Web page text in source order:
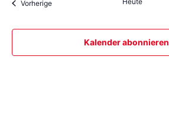
VorherigeVeranstaltungen
Kalender abonnieren